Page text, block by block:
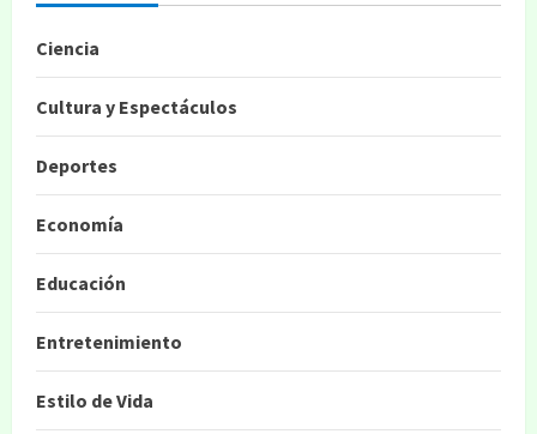
Ciencia
Cultura y Espectáculos
Deportes
Economía
Educación
Entretenimiento
Estilo de Vida